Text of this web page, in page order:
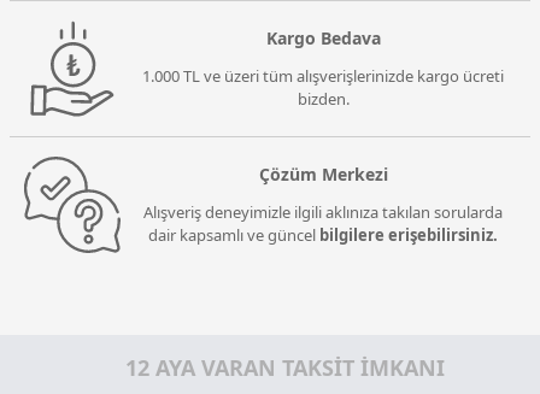
Kargo Bedava
1.000 TL ve üzeri tüm alışverişlerinizde kargo ücreti
bizden.
Çözüm Merkezi
Alışveriş deneyimizle ilgili aklınıza takılan sorularda
dair kapsamlı ve güncel bilgilere erişebilirsiniz.
12 AYA VARAN TAKSİT İMKANI